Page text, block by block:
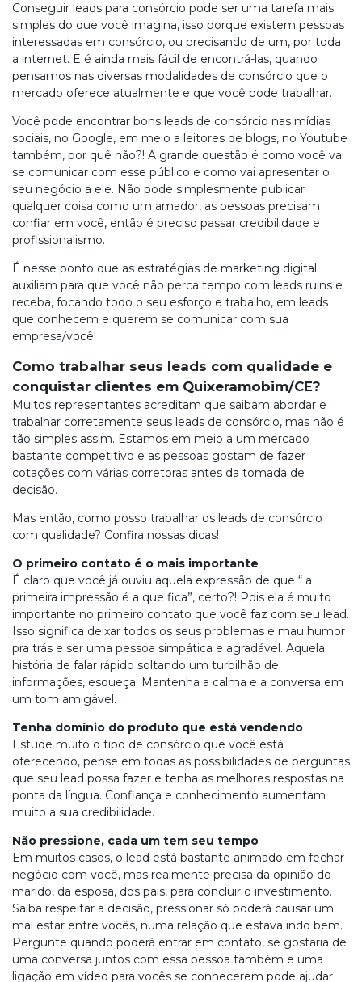
Conseguir leads para consórcio pode ser uma tarefa mais
simples do que você imagina, isso porque existem pessoas
interessadas em consórcio, ou precisando de um, por toda
a internet. E é ainda mais fácil de encontrá-las, quando
pensamos nas diversas modalidades de consórcio que o
mercado oferece atualmente e que você pode trabalhar.
Você pode encontrar bons leads de consórcio nas mídias
sociais, no Google, em meio a leitores de blogs, no Youtube
também, por quê não?! A grande questão é como você vai
se comunicar com esse público e como vai apresentar o
seu negócio a ele. Não pode simplesmente publicar
qualquer coisa como um amador, as pessoas precisam
confiar em você, então é preciso passar credibilidade e
profissionalismo.
É nesse ponto que as estratégias de marketing digital
auxiliam para que você não perca tempo com leads ruins e
receba, focando todo o seu esforço e trabalho, em leads
que conhecem e querem se comunicar com sua
empresa/você!
Como trabalhar seus leads com qualidade e
conquistar clientes em Quixeramobim/CE?
Muitos representantes acreditam que saibam abordar e
trabalhar corretamente seus leads de consórcio, mas não é
tão simples assim. Estamos em meio a um mercado
bastante competitivo e as pessoas gostam de fazer
cotações com várias corretoras antes da tomada de
decisão.
Mas então, como posso trabalhar os leads de consórcio
com qualidade? Confira nossas dicas!
O primeiro contato é o mais importante
É claro que você já ouviu aquela expressão de que “ a
primeira impressão é a que fica”, certo?! Pois ela é muito
importante no primeiro contato que você faz com seu lead.
Isso significa deixar todos os seus problemas e mau humor
pra trás e ser uma pessoa simpática e agradável. Aquela
história de falar rápido soltando um turbilhão de
informações, esqueça. Mantenha a calma e a conversa em
um tom amigável.
Tenha domínio do produto que está vendendo
Estude muito o tipo de consórcio que você está
oferecendo, pense em todas as possibilidades de perguntas
que seu lead possa fazer e tenha as melhores respostas na
ponta da língua. Confiança e conhecimento aumentam
muito a sua credibilidade.
Não pressione, cada um tem seu tempo
Em muitos casos, o lead está bastante animado em fechar
negócio com você, mas realmente precisa da opinião do
marido, da esposa, dos pais, para concluir o investimento.
Saiba respeitar a decisão, pressionar só poderá causar um
mal estar entre vocês, numa relação que estava indo bem.
Pergunte quando poderá entrar em contato, se gostaria de
uma conversa juntos com essa pessoa também e uma
ligação em vídeo para vocês se conhecerem pode ajudar